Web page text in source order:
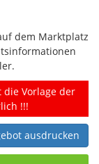
dem Marktplatz
Vorlage der
!!!
ausdrucken